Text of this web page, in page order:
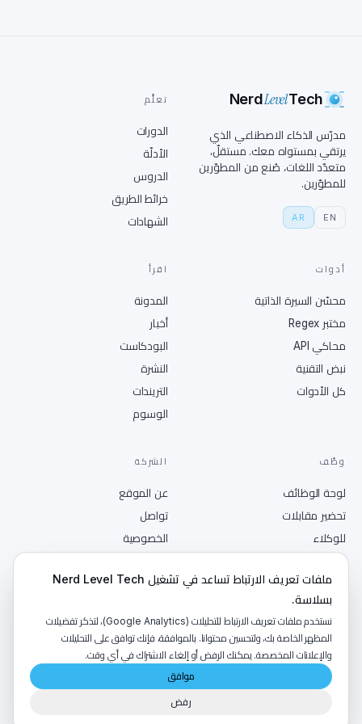
NerdLevelTech
مدرّس الذكاء الاصطناعي الذي
يرتقي بمستواه معك. مستقلّ،
متعدّد اللغات، صُنع من المطوّرين
للمطوّرين.
EN
AR
تعلَّم
الدورات
الأدلّة
الدروس
خرائط الطريق
الشهادات
أدوات
محسّن السيرة الذاتية
مختبر Regex
محاكي API
نبض التقنية
كل الأدوات
اقرأ
المدونة
أخبار
البودكاست
النشرة
التريندات
الوسوم
وظّف
لوحة الوظائف
تحضير مقابلات
للوكلاء
انشر وظيفة
الشركة
عن الموقع
تواصل
الخصوصية
RSS
2026
ملفات تعريف الارتباط تساعد في تشغيل Nerd Level Tech
بسلاسة.
نستخدم ملفات تعريف الارتباط للتحليلات (Google Analytics)، لتذكر تفضيلات
المظهر الخاصة بك، ولتحسين محتوانا. بالموافقة، فإنك توافق على التحليلات
والإعلانات المخصصة. يمكنك الرفض أو إلغاء الاشتراك في أي وقت.
موافق
رفض